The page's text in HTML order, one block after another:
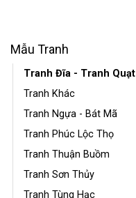
Mẫu Tranh
Tranh Đĩa - Tranh Quạt
Tranh Khác
Tranh Ngựa - Bát Mã
Tranh Phúc Lộc Thọ
Tranh Thuận Buồm
Tranh Sơn Thủy
Tranh Tùng Hạc